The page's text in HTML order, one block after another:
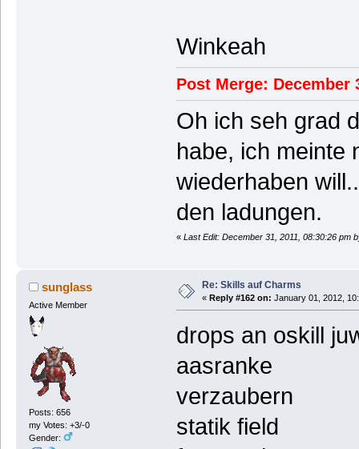
Winkeah
Post Merge: December
Oh ich seh grad
habe, ich meinte
wiederhaben
den ladungen.
« Last Edit: December 31, 2011, 08:30:26 pm
sunglass
Active Member
Posts: 656
my Votes: +3/-0
Gender:
Re: Skills auf Charms
« Reply #162 on: January 01, 2012,
drops an oskill
aasranke
verzaubern
statik field